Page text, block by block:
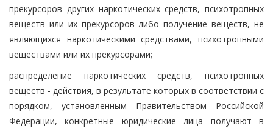
прекурсоров других наркотических средств, психотропных
веществ или их прекурсоров либо получение веществ, не
являющихся наркотическими средствами, психотропными
веществами или их прекурсорами;
распределение наркотических средств, психотропных
веществ - действия, в результате которых в соответствии с
порядком, установленным Правительством Российской
Федерации, конкретные юридические лица получают в